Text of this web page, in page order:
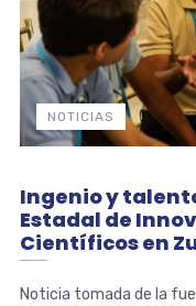
NOTICIAS
Ingenio y
Estadal de
Científicos en
Noticia tomada de la